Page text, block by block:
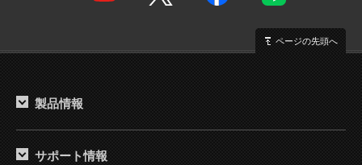
ページの先頭へ
製品情報
サポート情報